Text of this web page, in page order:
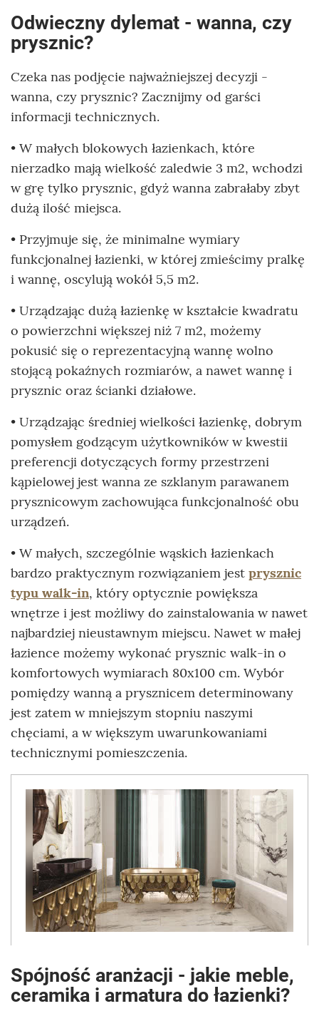
Odwieczny dylemat - wanna, czy
prysznic?
Czeka nas podjęcie najważniejszej decyzji -
wanna, czy prysznic? Zacznijmy od garści
informacji technicznych.
• W małych blokowych łazienkach, które
nierzadko mają wielkość zaledwie 3 m2, wchodzi
w grę tylko prysznic, gdyż wanna zabrałaby zbyt
dużą ilość miejsca.
• Przyjmuje się, że minimalne wymiary
funkcjonalnej łazienki, w której zmieścimy pralkę
i wannę, oscylują wokół 5,5 m2.
• Urządzając dużą łazienkę w kształcie kwadratu
o powierzchni większej niż 7 m2, możemy
pokusić się o reprezentacyjną wannę wolno
stojącą pokaźnych rozmiarów, a nawet wannę i
prysznic oraz ścianki działowe.
• Urządzając średniej wielkości łazienkę, dobrym
pomysłem godzącym użytkowników w kwestii
preferencji dotyczących formy przestrzeni
kąpielowej jest wanna ze szklanym parawanem
prysznicowym zachowująca funkcjonalność obu
urządzeń.
• W małych, szczególnie wąskich łazienkach
bardzo praktycznym rozwiązaniem jest prysznic
typu walk-in, który optycznie powiększa
wnętrze i jest możliwy do zainstalowania w nawet
najbardziej nieustawnym miejscu. Nawet w małej
łazience możemy wykonać prysznic walk-in o
komfortowych wymiarach 80x100 cm. Wybór
pomiędzy wanną a prysznicem determinowany
jest zatem w mniejszym stopniu naszymi
chęciami, a w większym uwarunkowaniami
technicznymi pomieszczenia.
Spójność aranżacji - jakie meble,
ceramika i armatura do łazienki?